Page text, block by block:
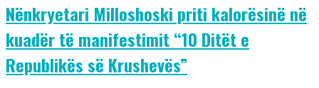
Nënkryetari Milloshoski priti kalorësinë në
kuadër të manifestimit “10 Ditët e
Republikës së Krushevës”